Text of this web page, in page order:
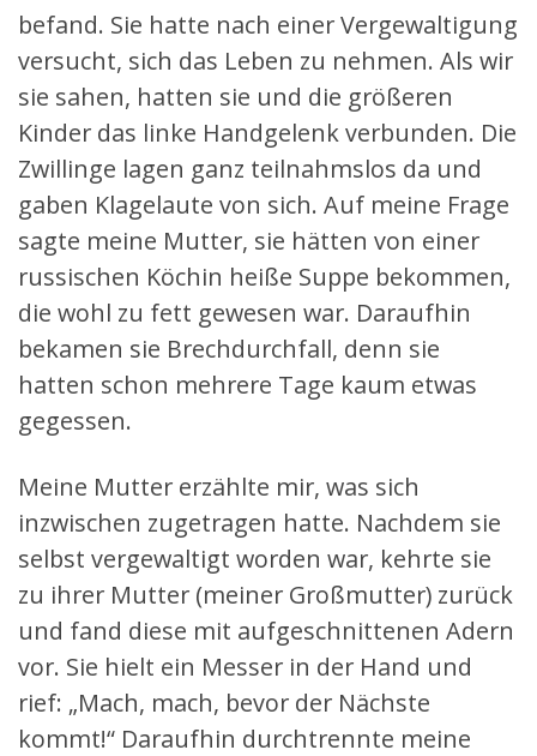
befand. Sie hatte nach einer Vergewaltigung
versucht, sich das Leben zu nehmen. Als wir
sie sahen, hatten sie und die größeren
Kinder das linke Handgelenk verbunden. Die
Zwillinge lagen ganz teilnahmslos da und
gaben Klagelaute von sich. Auf meine Frage
sagte meine Mutter, sie hätten von einer
russischen Köchin heiße Suppe bekommen,
die wohl zu fett gewesen war. Daraufhin
bekamen sie Brechdurchfall, denn sie
hatten schon mehrere Tage kaum etwas
gegessen.
Meine Mutter erzählte mir, was sich
inzwischen zugetragen hatte. Nachdem sie
selbst vergewaltigt worden war, kehrte sie
zu ihrer Mutter (meiner Großmutter) zurück
und fand diese mit aufgeschnittenen Adern
vor. Sie hielt ein Messer in der Hand und
rief: „Mach, mach, bevor der Nächste
kommt!“ Daraufhin durchtrennte meine